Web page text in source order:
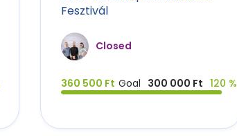
Fesztivál
Closed
360 500 Ft Goal 300 000 Ft 120 %